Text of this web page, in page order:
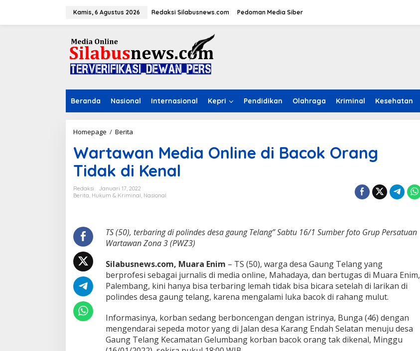
Kamis, 6 Agustus 2026 Redaksi Silabusnews.com Pedoman Media Siber
Beranda Nasional Internasional Kepri Pendidikan Olahraga Kriminal Kesehatan
Homepage / Berita
r
a
w
a
n
i
O
l
i
n
d
B
a
c
o
Wartawan Media Online di Bacok Orang
Tidak di Kenal
Redaksi
Januari 17, 2022
Berita, Hukum & Kriminal, Nasional
TS (50), terbaring di polindes desa gaung Telang” Sabtu 16/1 Sumber foto Grup Persatuan
Wartawan Zona 3 (PWZ3)
Silabusnews.com, Muara Enim – TS (50), warga desa Gaung Telang yang
berprofesi sebagai jurnalis di media online, Mahadaya, dan bertugas di Muara Enim,
Palembang, kini hanya bisa terbaring lemah tidak bisa bicara setelah di larikan di
polindes desa gaung telang, karena mengalami luka bacok di rahang mulut.
Informasinya, korban sedang berboncengan dengan istrinya, Bunga (46) dengan
mengendarai sepeda motor yang di Jalan desa Karang Endah Selatan menuju desa
Gaung Telang Kecamatan Gelumbang korban bacok orang tak dikenal, Minggu